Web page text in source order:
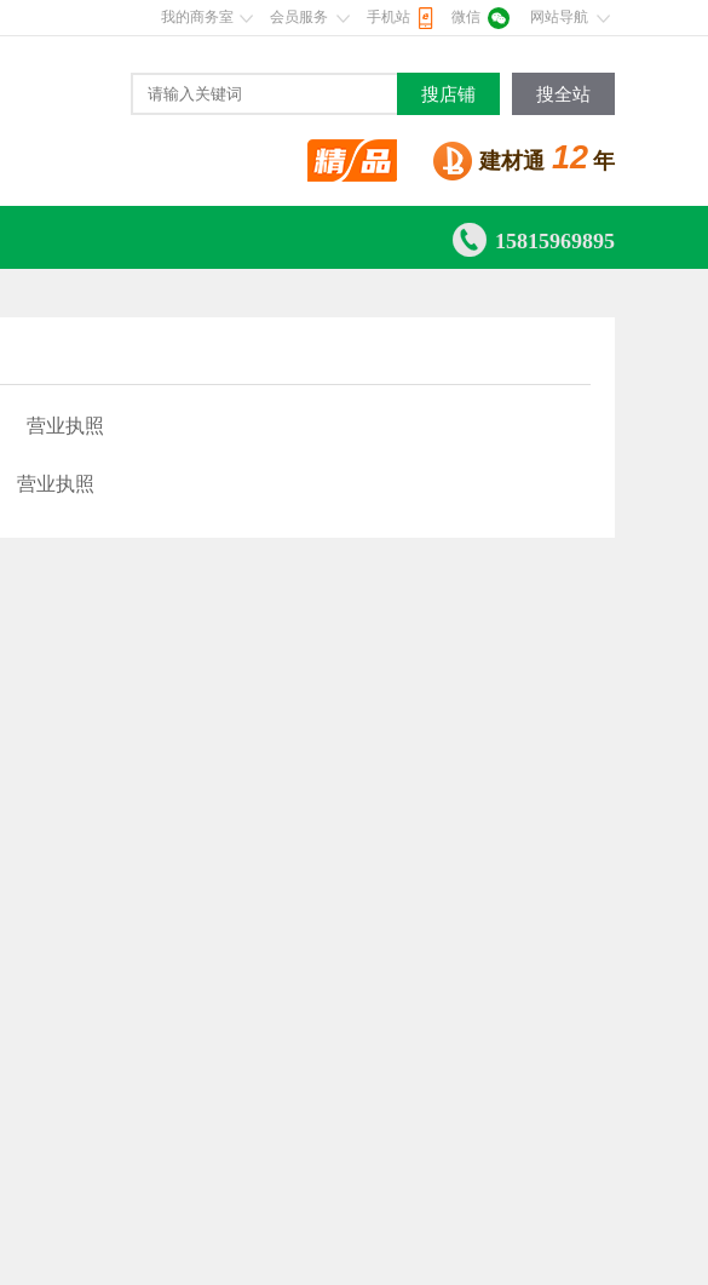
我的商务室 会员服务 手机站 微信 网站导航
搜店铺 搜全站
建材通 12 年
 15815969895
营业执照